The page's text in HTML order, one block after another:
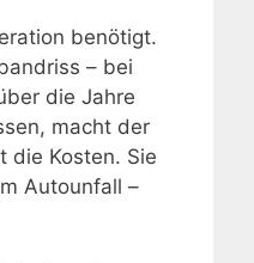
benötigt.
– bei
die Jahre
macht der
die Kosten. Sie
Autounfall –